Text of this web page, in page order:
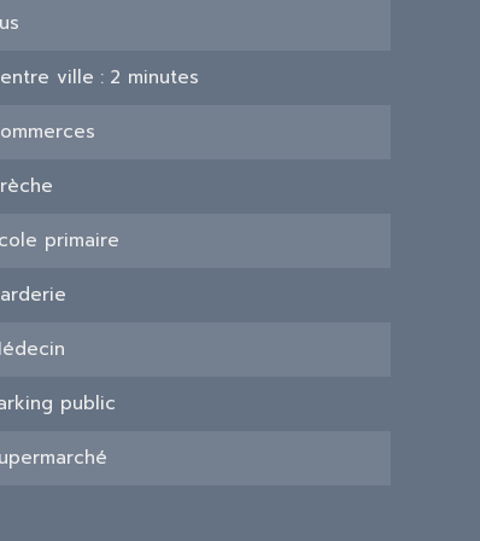
ville 2 minutes
primaire
public